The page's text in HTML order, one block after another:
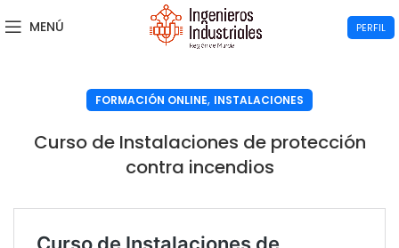
MENÚ PERFIL
FORMACIÓN ONLINE, INSTALACIONES
Curso de Instalaciones de protección
contra incendios